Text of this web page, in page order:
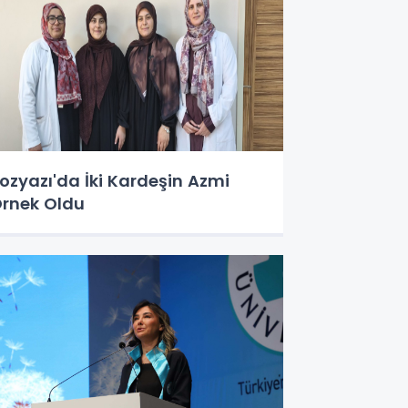
İki Kardeşin Azmi
Oldu